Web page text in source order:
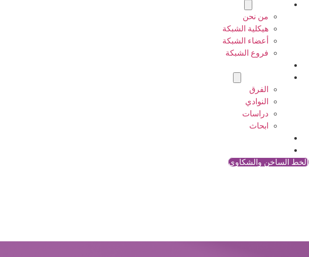
من نحن
هيكلية الشبكة
أعضاء الشبكة
فروع الشبكة
الفرق
النوادي
دراسات
ابحاث
الخط الساخن والشكاوي